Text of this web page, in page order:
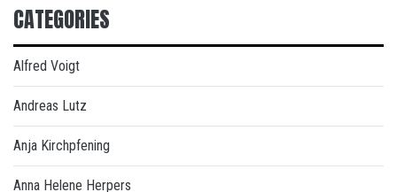
CATEGORIES
Alfred Voigt
Andreas Lutz
Anja Kirchpfening
Anna Helene Herpers